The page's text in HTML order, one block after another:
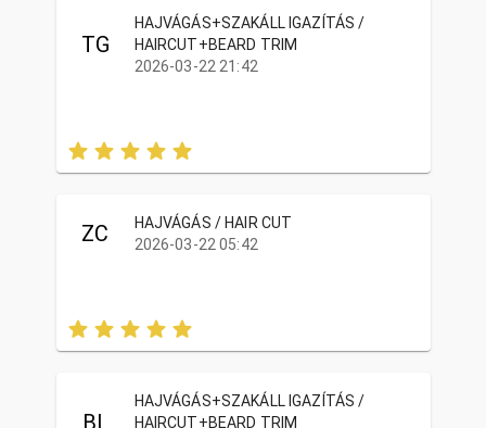
TG
HAJVÁGÁS+SZAKÁLL IGAZÍTÁS /
HAIRCUT+BEARD TRIM
2026-03-22 21:42
ZC
HAJVÁGÁS / HAIR CUT
2026-03-22 05:42
BL
HAJVÁGÁS+SZAKÁLL IGAZÍTÁS /
HAIRCUT+BEARD TRIM